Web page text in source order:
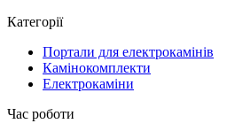
Категорії
Портали для електрокамінів
Камінокомплекти
Електрокаміни
Час роботи